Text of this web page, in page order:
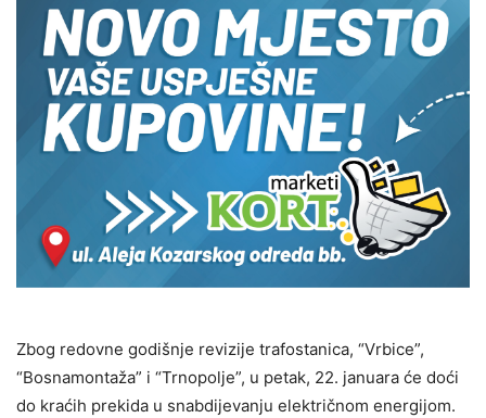
Zbog redovne godišnje revizije trafostanica, “Vrbice”,
“Bosnamontaža” i “Trnopolje”, u petak, 22. januara će doći
do kraćih prekida u snabdijevanju električnom energijom.